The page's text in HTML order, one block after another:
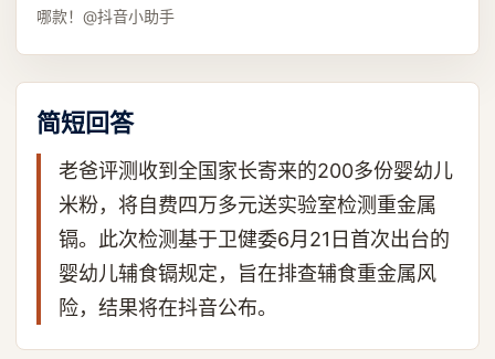
哪款！@抖音小助手
简短回答
老爸评测收到全国家长寄来的200多份婴幼儿
米粉，将自费四万多元送实验室检测重金属
镉。此次检测基于卫健委6月21日首次出台的
婴幼儿辅食镉规定，旨在排查辅食重金属风
险，结果将在抖音公布。